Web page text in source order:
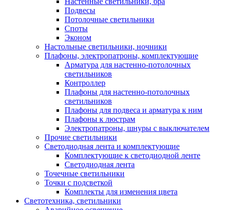
Подвесы
Потолочные светильники
Споты
Эконом
Настольные светильники, ночники
Плафоны, электропатроны, комплектующие
Арматура для настенно-потолочных
светильников
Контроллер
Плафоны для настенно-потолочных
светильников
Плафоны для подвеса и арматура к ним
Плафоны к люстрам
Электропатроны, шнуры с выключателем
Прочие светильники
Светодиодная лента и комплектующие
Комплектующие к светодиодной ленте
Светодиодная лента
Точечные светильники
Точки с подсветкой
Комплекты для изменения цвета
Светотехника, светильники